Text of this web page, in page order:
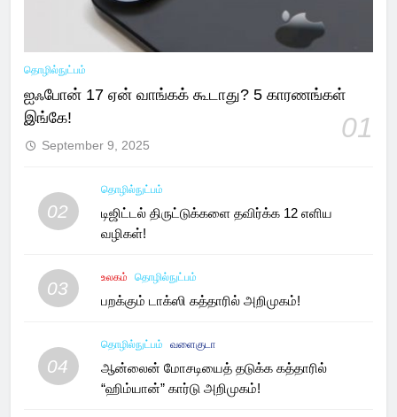
தொழில்நுட்பம்
ஐஃபோன் 17 ஏன் வாங்கக் கூடாது? 5 காரணங்கள்
இங்கே!
01
September 9, 2025
02
தொழில்நுட்பம்
டிஜிட்டல் திருட்டுக்களை தவிர்க்க 12 எளிய
வழிகள்!
03
உலகம் தொழில்நுட்பம்
பறக்கும் டாக்ஸி கத்தாரில் அறிமுகம்!
04
தொழில்நுட்பம் வளைகுடா
ஆன்லைன் மோசடியைத் தடுக்க கத்தாரில்
“ஹிம்யான்” கார்டு அறிமுகம்!